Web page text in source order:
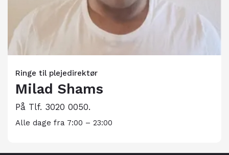
Ringe til plejedirektør
Milad Shams
På Tlf. 3020 0050.
Alle dage fra 7:00 – 23:00